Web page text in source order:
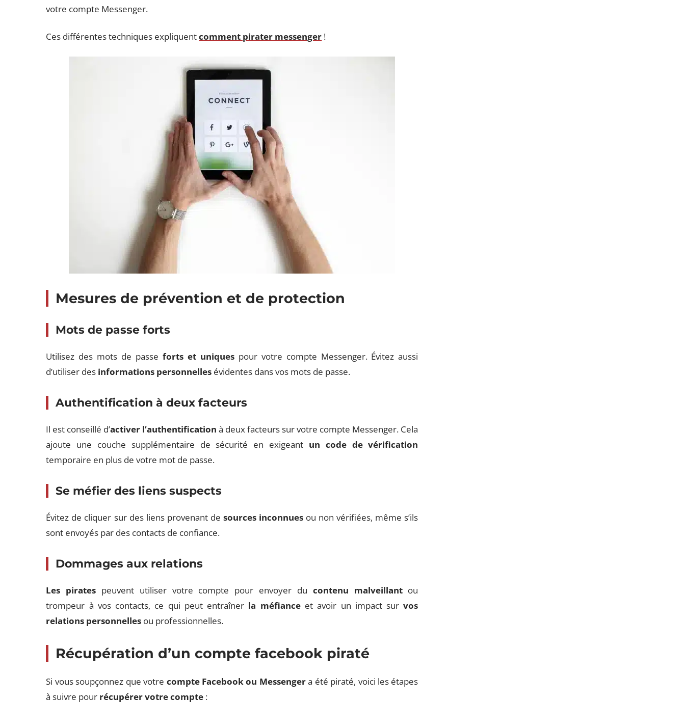
votre compte Messenger.
Ces différentes techniques expliquentcomment pirater messenger !
Mesures de prévention et de protection
Mots de passe forts
Utilisez des mots de passe forts et uniquespour votre compte Messenger. Évitez aussi
d’utiliser des informations personnelles évidentes dans vos mots de passe.
Authentification à deux facteurs
Il est conseillé d’activer l’authentification à deux facteurs sur votre compte Messenger. Cela
ajoute une couche supplémentaire de sécurité en exigeant un code de vérification
temporaire en plus de votre mot de passe.
Se méfier des liens suspects
Évitez de cliquer sur des liens provenant de sources inconnues ou non vérifiées, même s’ils
sont envoyés par des contacts de confiance.
Dommages aux relations
Les pirates peuvent utiliser votre compte pour envoyer du contenu malveillantou
trompeur à vos contacts, ce qui peut entraîner la méfianceet avoir un impact survos
relations personnelles ou professionnelles.
Récupération d’un compte facebook piraté
Si vous soupçonnez que votre compte Facebook ou Messengera été piraté, voici les étapes
à suivre pour récupérer votre compte :